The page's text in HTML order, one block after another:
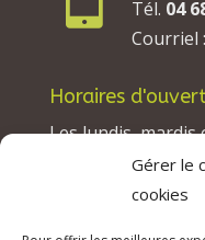
Gérer le
cookies
Tél. 04
Courriel :
Horaires
Les lundis, mardis
13h30 à 17h30.
Les mercredis : de